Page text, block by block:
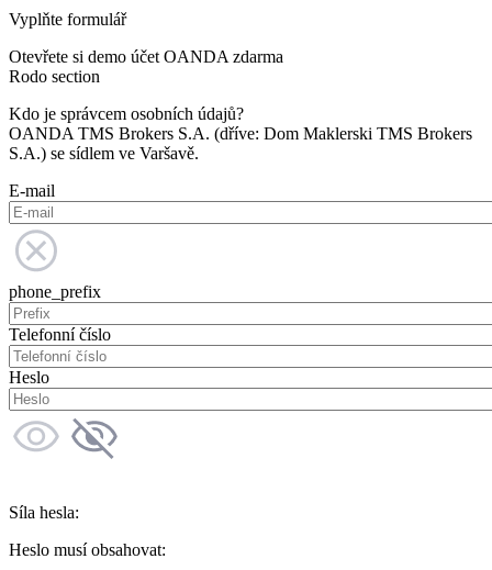
Vyplňte formulář
Otevřete si demo účet OANDA zdarma
Rodo section
Kdo je správcem osobních údajů?
OANDA TMS Brokers S.A. (dříve: Dom Maklerski TMS Brokers
S.A.) se sídlem ve Varšavě.
E-mail
phone_prefix
Telefonní číslo
Heslo
Síla hesla:
Heslo musí obsahovat: